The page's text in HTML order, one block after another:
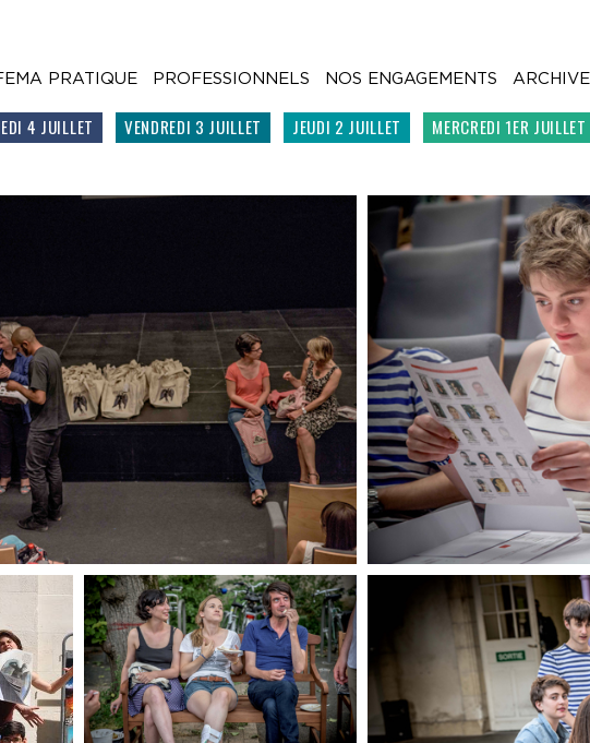
PRATIQUE PROFESSIONNELS NOS ENGAGEMENTS
4 JUILLET VENDREDI 3 JUILLET JEUDI 2 JUILLET MERCREDI 1ER JUILLET